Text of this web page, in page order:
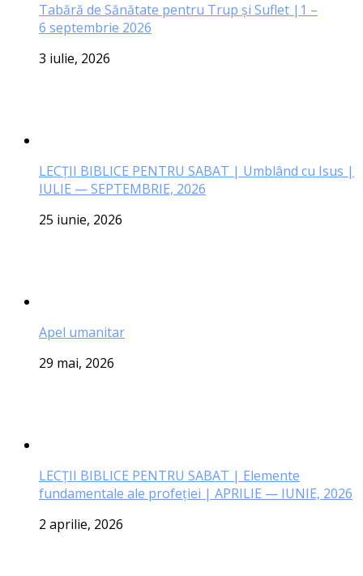
Tabără de Sănătate pentru Trup și Suflet |1 –
6 septembrie 2026
3 iulie, 2026
LECŢII BIBLICE PENTRU SABAT | Umblând cu Isus |
IULIE — SEPTEMBRIE, 2026
25 iunie, 2026
Apel umanitar
29 mai, 2026
LECŢII BIBLICE PENTRU SABAT | Elemente
fundamentale ale profeției | APRILIE — IUNIE, 2026
2 aprilie, 2026